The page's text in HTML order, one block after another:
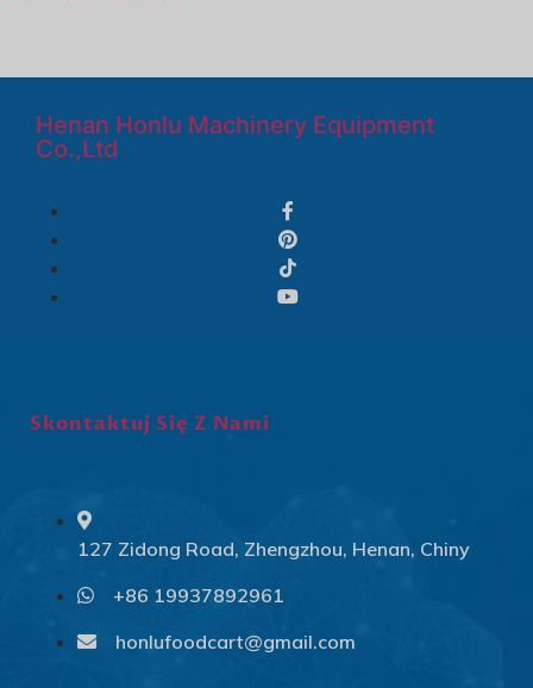
Henan Honlu Machinery Equipment
Co.,Ltd
Skontaktuj Się Z Nami
127 Zidong Road, Zhengzhou, Henan, Chiny
+86 19937892961
honlufoodcart@gmail.com
Slovenčina